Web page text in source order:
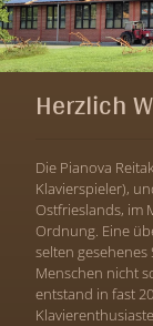
Herzlich
Die Pianova
Klavierspieler),
Ostfrieslands, im
Ordnung. Eine
selten
Menschen nicht
entstand in fast